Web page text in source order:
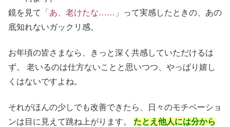
鏡を見て
「あ、老けたな……」
って実感したときの、あの
底知れないガックリ感。
お年頃の皆さまなら、きっと深く共感していただけるは
ず。 老いるのは仕方ないことと思いつつ、やっぱり嬉し
くはないですよね。
それがほんの少しでも改善できたら、日々のモチベーショ
ンは目に見えて跳ね上がります。 たとえ他人には分から